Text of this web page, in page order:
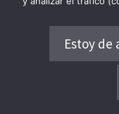
Estoy de